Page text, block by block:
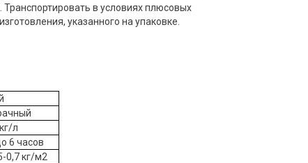
в условиях плюсовых
указанного на упаковке.
л
6 часов
0,7 кг/м2